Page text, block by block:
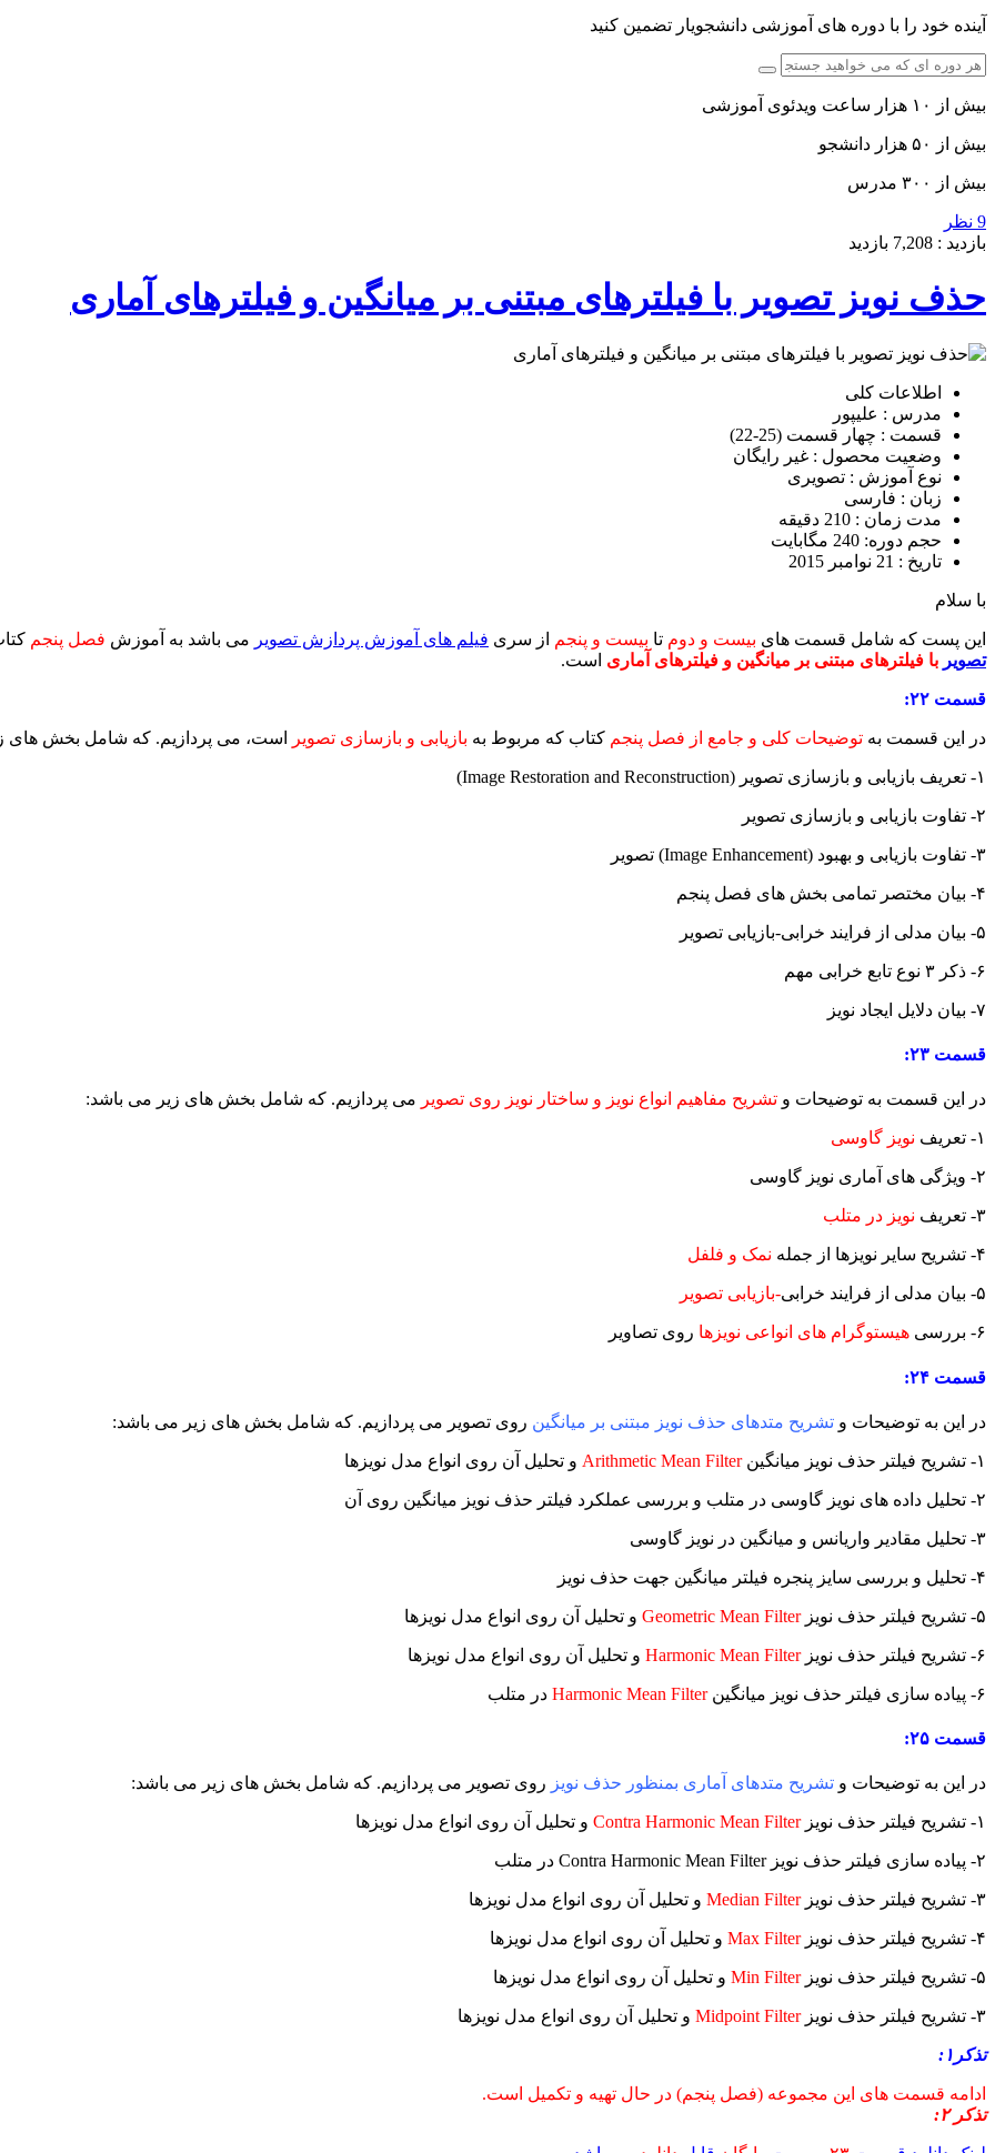
آینده خود را با دوره های آموزشی دانشجویار تضمین کنید
بیش از ۱۰ هزار ساعت ویدئوی آموزشی
بیش از ۵۰ هزار دانشجو
بیش از ۳۰۰ مدرس
9 نظر
بازدید : 7,208 بازدید
حذف نویز تصویر با فیلترهای مبتنی بر میانگین و فیلترهای آماری
اطلاعات کلی
مدرس : علیپور
قسمت : چهار قسمت (25-22)
وضعیت محصول : غیر رایگان
نوع آموزش : تصویری
زبان : فارسی
مدت زمان : 210 دقیقه
حجم دوره: 240 مگابایت
تاریخ : 21 نوامبر 2015
با سلام
این پست که شامل قسمت های بیست و دوم تا بیست و پنجم ز سری فیلم های آموزش پردازش تصویر می باشد به آموزش فصل پنجم
تصویر با فیلترهای مبتنی بر میانگین و فیلترهای آماری است.
قسمت ۲۲:
در این قسمت به توضیحات کلی و جامع از فصل پنجم کتاب که مربوط به بازیابی و بازسازی تصویر است، می پردازیم. که شامل بخش های
۱- تعریف بازیابی و بازسازی تصویر (Image Restoration and Reconstruction)
۲- تفاوت بازیابی و بازسازی تصویر
۳- تفاوت بازیابی و بهبود (Image Enhancement) تصویر
۴- بیان مختصر تمامی بخش های فصل پنجم
۵- بیان مدلی از فرایند خرابی-بازیابی تصویر
۶- ذکر ۳ نوع تابع خرابی مهم
۷- بیان دلایل ایجاد نویز
قسمت ۲۳:
در این قسمت به توضیحات و تشریح مفاهیم انواع نویز و ساختار نویز روی تصویر می پردازیم. که شامل بخش های زیر می باشد:
۱- تعریف نویز گاوسی
۲- ویژگی های آماری نویز گاوسی
۳- تعریف نویز در متلب
۴- تشریح سایر نویزها از جمله نمک و فلفل
۵- بیان مدلی از فرایند خرابی -بازیابی تصویر
۶- بررسی هیستوگرام های انواعی نویزها روی تصاویر
قسمت ۲۴:
در این به توضیحات و تشریح متدهای حذف نویز مبتنی بر میانگین روی تصویر می پردازیم. که شامل بخش های زیر می باشد:
۱- تشریح فیلتر حذف نویز میانگین Arithmetic Mean Filter و تحلیل آن روی انواع مدل نویزها
۲- تحلیل داده های نویز گاوسی در متلب و بررسی عملکرد فیلتر حذف نویز میانگین روی آن
۳- تحلیل مقادیر واریانس و میانگین در نویز گاوسی
۴- تحلیل و بررسی سایز پنجره فیلتر میانگین جهت حذف نویز
۵- تشریح فیلتر حذف نویز Geometric Mean Filter و تحلیل آن روی انواع مدل نویزها
۶- تشریح فیلتر حذف نویز Harmonic Mean Filter و تحلیل آن روی انواع مدل نویزها
۶- پیاده سازی فیلتر حذف نویز میانگین Harmonic Mean Filter در متلب
قسمت ۲۵:
در این به توضیحات و تشریح متدهای آماری بمنظور حذف نویز روی تصویر می پردازیم. که شامل بخش های زیر می باشد:
۱- تشریح فیلتر حذف نویز Contra Harmonic Mean Filter و تحلیل آن روی انواع مدل نویزها
۲- پیاده سازی فیلتر حذف نویز Contra Harmonic Mean Filter در متلب
۳- تشریح فیلتر حذف نویز Median Filter و تحلیل آن روی انواع مدل نویزها
۴- تشریح فیلتر حذف نویز Max Filter و تحلیل آن روی انواع مدل نویزها
۵- تشریح فیلتر حذف نویز Min Filter و تحلیل آن روی انواع مدل نویزها
۳- تشریح فیلتر حذف نویز Midpoint Filter و تحلیل آن روی انواع مدل نویزها
تذکر۱:
ادامه قسمت های این مجموعه (فصل پنجم) در حال تهیه و تکمیل است.
تذکر ۲: